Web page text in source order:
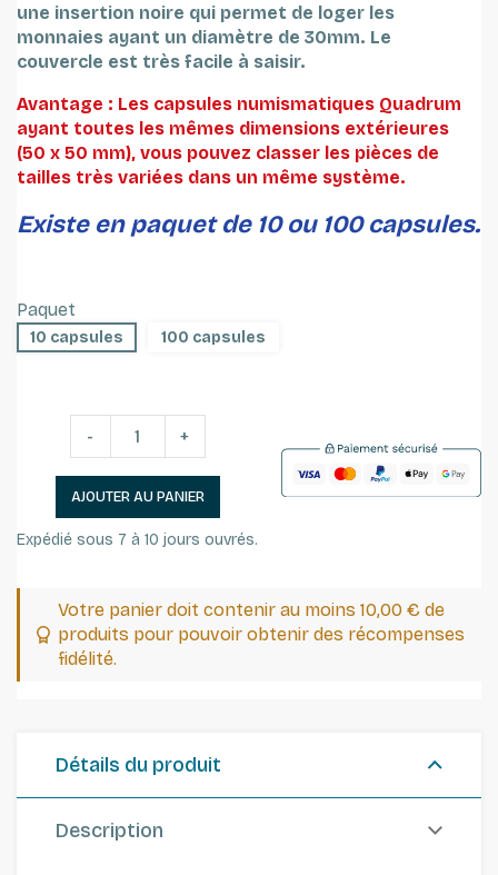
une insertion noire qui permet de loger les
monnaies ayant un diamètre de 30mm. Le
couvercle est très facile à saisir.
Avantage : Les capsules numismatiques Quadrum
ayant toutes les mêmes dimensions extérieures
(50 x 50 mm), vous pouvez classer les pièces de
tailles très variées dans un même système.
Existe en paquet de 10 ou 100 capsules.
Paquet
10 capsules 100 capsules
- +
AJOUTER AU PANIER
Expédié sous 7 à 10 jours ouvrés.
Votre panier doit contenir au moins 10,00 € de
produits pour pouvoir obtenir des récompenses
fidélité.
Détails du produit
Description